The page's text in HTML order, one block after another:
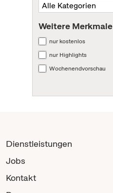
Weitere Merkmale
nur kostenlos
nur Highlights
Wochenendvorschau
Dienstleistungen
Jobs
Kontakt